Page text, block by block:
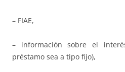
– FIAE,
– información sobre el
préstamo sea a tipo fijo),